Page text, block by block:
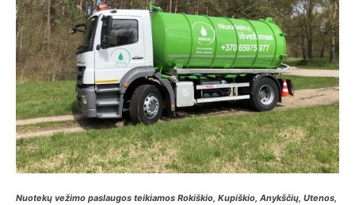
Nuotekų vežimo paslaugos teikiamos Rokiškio, Kupiškio, Anykščių, Utenos,